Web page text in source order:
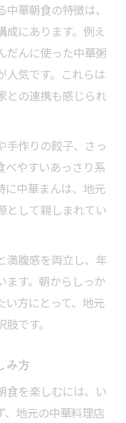
食のおすすめプ
食の魅力を紹介
ケーションの輪
中華朝食を楽し
華朝食の楽しみ
一日
朝食の実例紹介
く中華朝食の特
食の栄養バラン
楽しみ方を提案
華朝食の特徴は、
成にあります。例え
だんに使った中華粥
人気です。これらは
との連携も感じられ
手作りの餃子、さっ
べやすいあっさり系
に中華まんは、地元
として親しまれてい
満腹感を両立し、年
ます。朝からしっか
い方にとって、地元
です。
み方
食を楽しむには、い
、地元の中華料理店